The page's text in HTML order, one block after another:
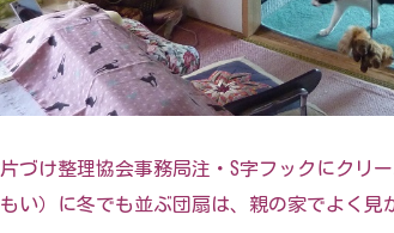
片づけ整理協会事務局注・S字フックにクリ
い）に冬でも並ぶ団扇は、親の家でよく見